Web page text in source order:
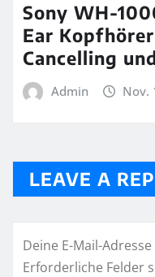
Sony WH-
Ear
Cancelling
Admin Nov.
LEAVE A
Deine E-Mail-
Erforderliche Felder